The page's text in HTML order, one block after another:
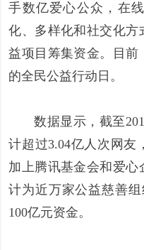
手数亿爱心公众，在
化、多样化和社交化方
益项目筹集资金。目前
的全民公益行动日。
数据显示，截至
计超过3.04亿人次网友
加上腾讯基金会和爱
计为近万家公益慈善
100亿元资金。